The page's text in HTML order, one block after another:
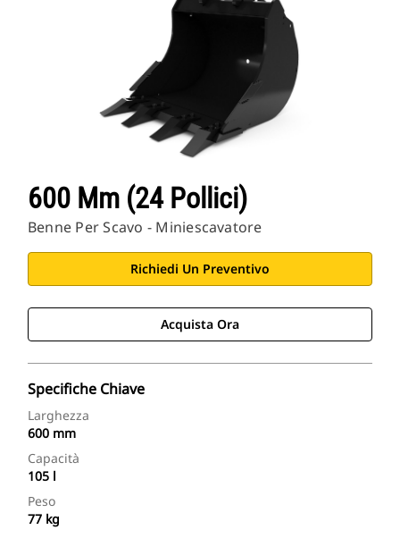
600 Mm (24 Pollici)
Benne Per Scavo - Miniescavatore
Richiedi Un Preventivo
Acquista Ora
Specifiche Chiave
Larghezza
600 mm
Capacità
105 l
Peso
77 kg